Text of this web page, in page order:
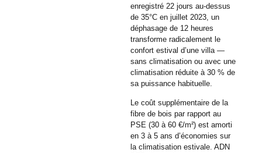
enregistré 22 jours au-dessus
de 35°C en juillet 2023, un
déphasage de 12 heures
transforme radicalement le
confort estival d’une villa —
sans climatisation ou avec une
climatisation réduite à 30 % de
sa puissance habituelle.
Le coût supplémentaire de la
fibre de bois par rapport au
PSE (30 à 60 €/m²) est amorti
en 3 à 5 ans d’économies sur
la climatisation estivale. ADN